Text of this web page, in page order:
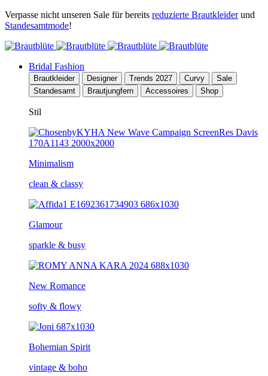
Verpasse nicht unseren Sale für bereits reduzierte Brautkleiderund
Standesamtmode!
Bridal Fashion
Brautkleider Designer Trends 2027 Curvy
Sale
Standesamt
Brautjungfern Accessoires Shop
Stil
Minimalism
clean & classy
Glamour
sparkle & busy
New Romance
softy & flowy
Bohemian Spirit
vintage & boho